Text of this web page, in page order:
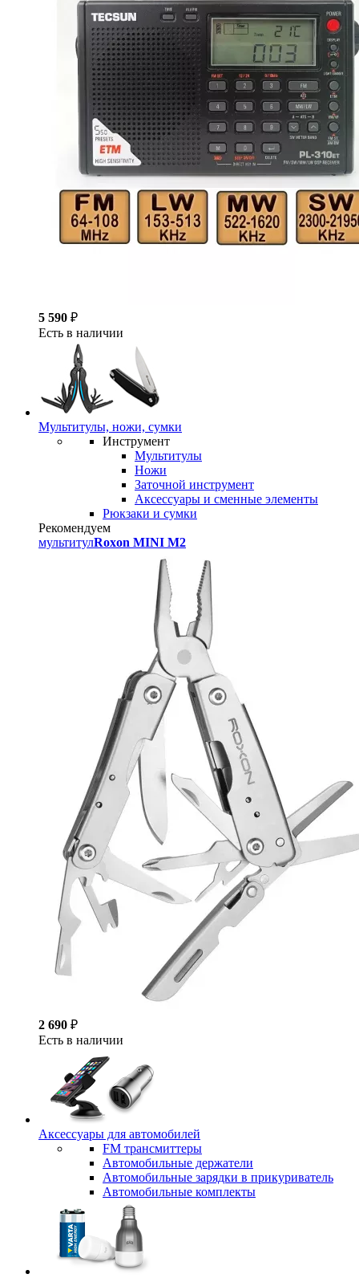
5 590 ₽
Есть в наличии
Мультитулы, ножи, сумки
Инструмент
Мультитулы
Ножи
Заточной инструмент
Аксессуары и сменные элементы
Рюкзаки и сумки
Рекомендуем
мультитулRoxon MINI M2
2 690 ₽
Есть в наличии
Аксессуары для автомобилей
FM трансмиттеры
Автомобильные держатели
Автомобильные зарядки в прикуриватель
Автомобильные комплекты